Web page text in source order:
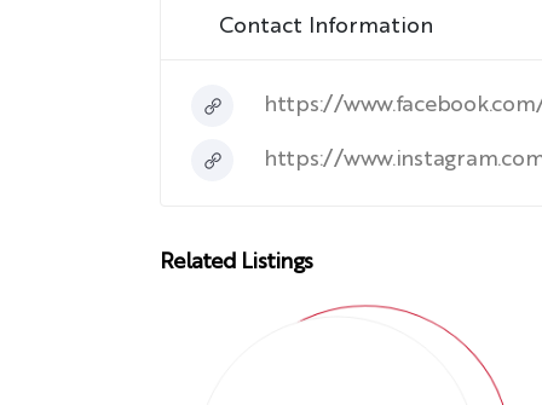
Contact Information
https://
https://
Related Listings